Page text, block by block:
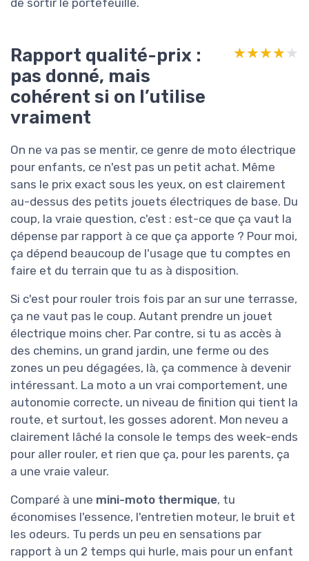
de sortir le portefeuille.
Rapport qualité-prix :
pas donné, mais
cohérent si on l’utilise
vraiment
★★★★★
★★★★★
On ne va pas se mentir, ce genre de moto électrique
pour enfants, ce n'est pas un petit achat. Même
sans le prix exact sous les yeux, on est clairement
au-dessus des petits jouets électriques de base. Du
coup, la vraie question, c'est : est-ce que ça vaut la
dépense par rapport à ce que ça apporte ? Pour moi,
ça dépend beaucoup de l'usage que tu comptes en
faire et du terrain que tu as à disposition.
Si c'est pour rouler trois fois par an sur une terrasse,
ça ne vaut pas le coup. Autant prendre un jouet
électrique moins cher. Par contre, si tu as accès à
des chemins, un grand jardin, une ferme ou des
zones un peu dégagées, là, ça commence à devenir
intéressant. La moto a un vrai comportement, une
autonomie correcte, un niveau de finition qui tient la
route, et surtout, les gosses adorent. Mon neveu a
clairement lâché la console le temps des week-ends
pour aller rouler, et rien que ça, pour les parents, ça
a une vraie valeur.
Comparé à une mini-moto thermique, tu
économises l'essence, l'entretien moteur, le bruit et
les odeurs. Tu perds un peu en sensations par
rapport à un 2 temps qui hurle, mais pour un enfant